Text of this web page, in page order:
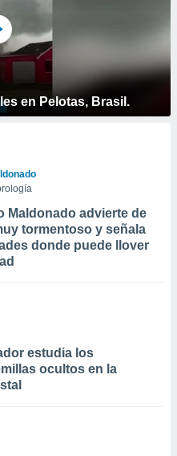
en Pelotas, Brasil.
Maldonado advierte de
tormentoso y señala
donde puede llover
estudia los
ocultos en la